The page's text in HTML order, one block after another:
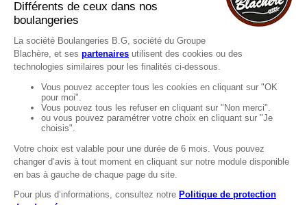
Recrutement
MENTIONS
Mentions légales
Protection des données
LignÉthique